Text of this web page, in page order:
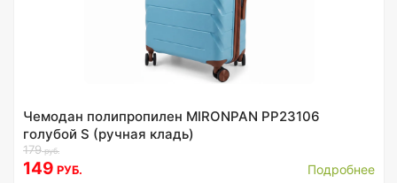
Чемодан полипропилен MIRONPAN PP23106
голубой S (ручная кладь)
179руб.
149 РУБ. Подробнее